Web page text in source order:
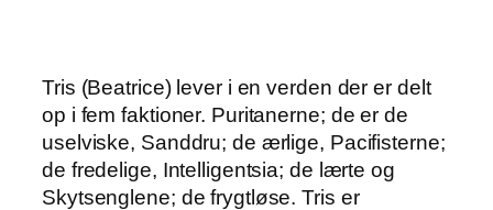
Tris (Beatrice) lever i en verden der er delt
op i fem faktioner. Puritanerne; de er de
uselviske, Sanddru; de ærlige, Pacifisterne;
de fredelige, Intelligentsia; de lærte og
Skytsenglene; de frygtløse. Tris er